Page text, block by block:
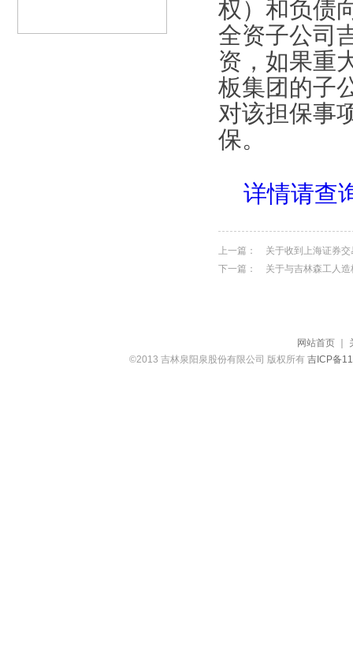
权）和负债
全资子公司
资，如果重
板集团的子
对该担保事
保。
详情请查
上一篇：
关于收到上海证券
下一篇：
关于与吉林森工人
网站首页
©2013 吉林泉阳泉股份有限公司 版权所有吉ICP备